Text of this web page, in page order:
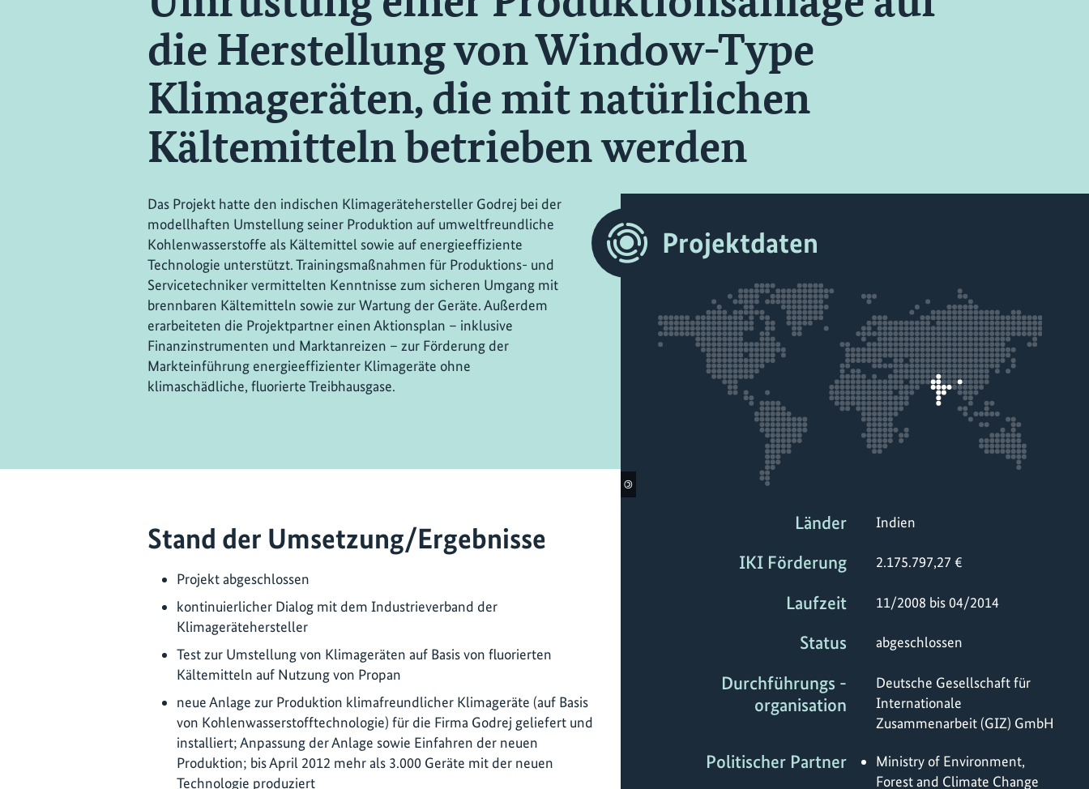
die Herstellung von Window-Type
Klimageräten, die mit natürlichen
Kältemitteln betrieben werden
Das Projekt hatte den indischen Klimagerätehersteller Godrej bei der
modellhaften Umstellung seiner Produktion auf umweltfreundliche
Kohlenwasserstoffe als Kältemittel sowie auf energieeffiziente
Technologie unterstützt. Trainingsmaßnahmen für Produktions- und
Servicetechniker vermittelten Kenntnisse zum sicheren Umgang mit
brennbaren Kältemitteln sowie zur Wartung der Geräte. Außerdem
erarbeiteten die Projektpartner einen Aktionsplan – inklusive
Finanzinstrumenten und Marktanreizen – zur Förderung der
Markteinführung energieeffizienter Klimageräte ohne
klimaschädliche, fluorierte Treibhausgase.
Projektdaten
©
Länder Indien
IKI Förderung 2.175.797,27 €
Laufzeit 11/2008 bis 04/2014
Status abgeschlossen
Durchführungs -
organisation
Deutsche Gesellschaft für
Internationale
Zusammenarbeit (GIZ) GmbH
Politischer Partner
Ministry of Environment,
Forest and Climate Change
Stand der Umsetzung/Ergebnisse
Projekt abgeschlossen
kontinuierlicher Dialog mit dem Industrieverband der
Klimagerätehersteller
Test zur Umstellung von Klimageräten auf Basis von fluorierten
Kältemitteln auf Nutzung von Propan
neue Anlage zur Produktion klimafreundlicher Klimageräte (auf Basis
von Kohlenwasserstofftechnologie) für die Firma Godrej geliefert und
installiert; Anpassung der Anlage sowie Einfahren der neuen
Produktion; bis April 2012 mehr als 3.000 Geräte mit der neuen
Technologie produziert